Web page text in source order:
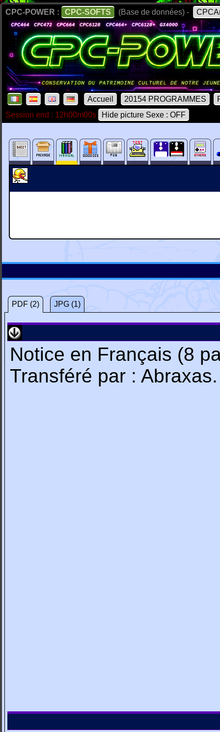
CPC-POWER : CPC-SOFTS (Base de données) -
Accueil 20154 PROGRAMMES
Session end : 12h00m00s
Hide picture Sexe : OFF
PDF (2) JPG (1)
Notice en Français (8
Transféré par : Abraxas.